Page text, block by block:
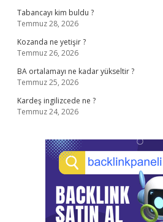
Tabancayı kim buldu ?
Temmuz 28, 2026
Kozanda ne yetişir ?
Temmuz 26, 2026
BA ortalamayı ne kadar yükseltir ?
Temmuz 25, 2026
Kardeş ingilizcede ne ?
Temmuz 24, 2026